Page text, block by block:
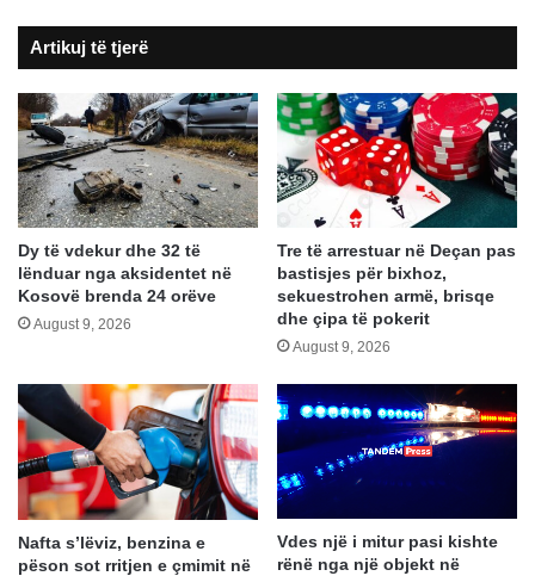
në
majën
e
Hajlës
Artikuj të tjerë
Dy të vdekur dhe 32 të
lënduar nga aksidentet në
Kosovë brenda 24 orëve
August 9, 2026
Tre të arrestuar në Deçan pas
bastisjes për bixhoz,
sekuestrohen armë, brisqe
dhe çipa të pokerit
August 9, 2026
Nafta s’lëviz, benzina e
pëson sot rritjen e çmimit në
Vdes një i mitur pasi kishte
rënë nga një objekt në